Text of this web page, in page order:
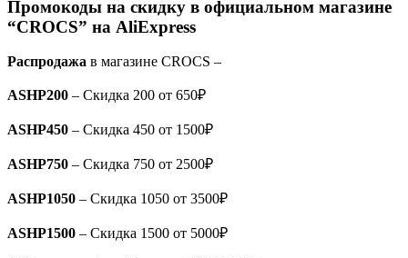
Промокоды на скидку в официальном магазине
“CROCS” на AliExpress
Распродажа в магазине CROCS –
ASHP200 – Скидка 200 от 650₽
ASHP450 – Скидка 450 от 1500₽
ASHP750 – Скидка 750 от 2500₽
ASHP1050 – Скидка 1050 от 3500₽
ASHP1500 – Скидка 1500 от 5000₽